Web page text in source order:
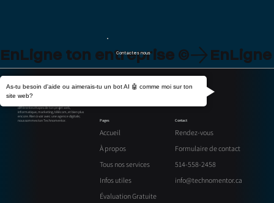
EnLigne ton entreprise ©
Contactes nous
Pages
Accueil
À propos
Tous nos services
Infos utiles
Évaluation Gratuite
Contact
Rendez-vous
Formulaire de contact
514-558-2458
info@technomentor.ca
Technomentor propose ses services pour
différentes étapes de ton projet web,
informatique, marketing, télécom, et bien plus
encore. Rien à voir avec une agence digitale;
nous sommes ton Technomentor.
As-tu besoin d'aide ou aimerais-tu un bot AI 🤖 comme moi sur ton
site web?